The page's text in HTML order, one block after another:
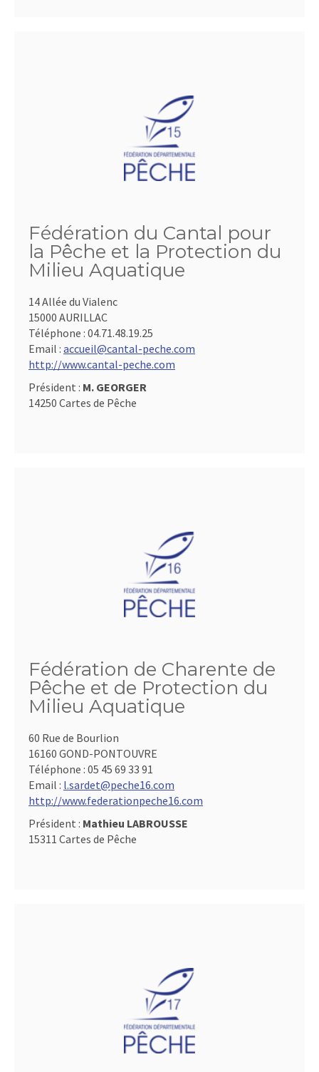
Fédération du Cantal pour
la Pêche et la Protection du
Milieu Aquatique
14 Allée du Vialenc
15000 AURILLAC
Téléphone : 04.71.48.19.25
Email : accueil@cantal-peche.com
http://www.cantal-peche.com
Président : M. GEORGER
14250 Cartes de Pêche
Fédération de Charente de
Pêche et de Protection du
Milieu Aquatique
60 Rue de Bourlion
16160 GOND-PONTOUVRE
Téléphone : 05 45 69 33 91
Email : l.sardet@peche16.com
http://www.federationpeche16.com
Président : Mathieu LABROUSSE
15311 Cartes de Pêche